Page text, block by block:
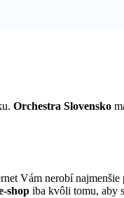
Orchestra Slovensko
Vám nerobí
shop iba kvôli tomu, aby